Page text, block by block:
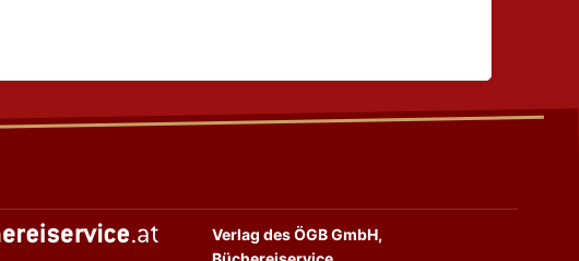
Verlag des ÖGB GmbH,